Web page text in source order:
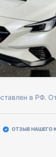
в РФ.
ОТЗЫВ НАШЕГО